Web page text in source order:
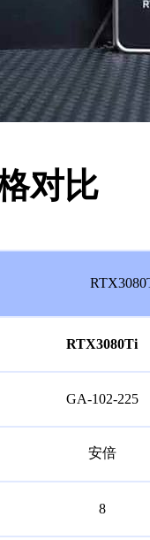
对比
RTX3080Ti
GA-102-225
安倍
8